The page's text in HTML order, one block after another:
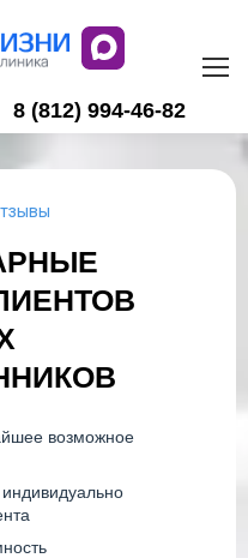
8 (812) 994-46-82
возможное